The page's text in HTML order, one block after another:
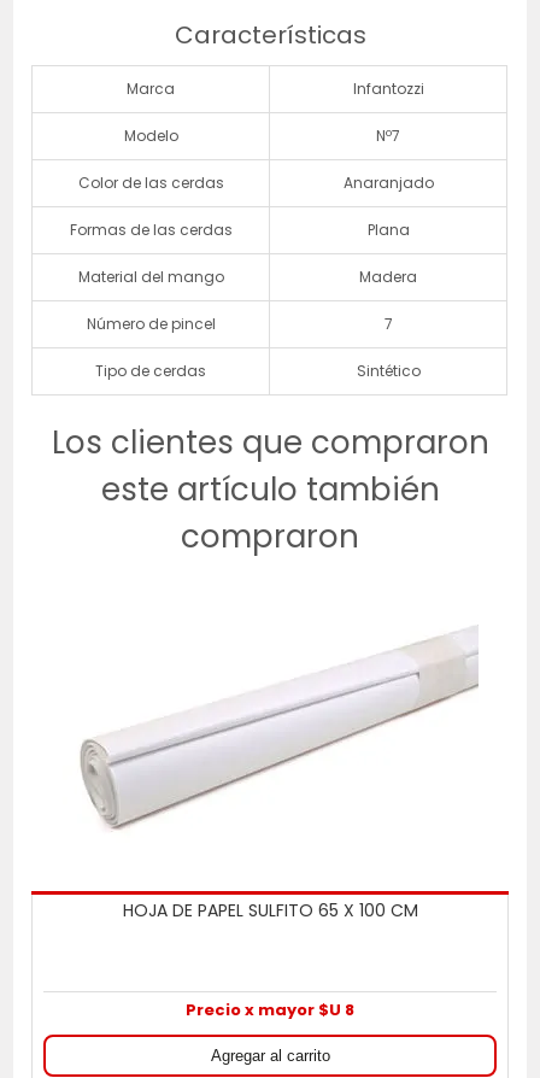
Características
Marca Infantozzi
Modelo Nº7
Color de las cerdas Anaranjado
Formas de las cerdas Plana
Material del mango Madera
Número de pincel 7
Tipo de cerdas Sintético
Los clientes que compraron
este artículo también
compraron
HOJA DE PAPEL SULFITO 65 X 100 CM
Precio x mayor $U 8